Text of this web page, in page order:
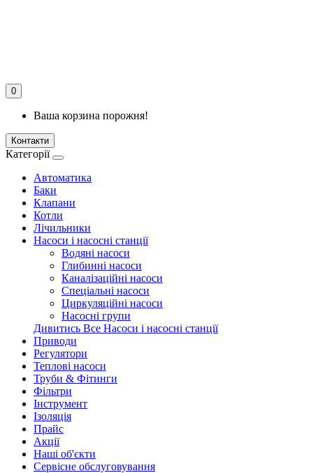
0
Ваша корзина порожня!
Контакти
Категорії
Автоматика
Баки
Клапани
Котли
Лічильники
Насоси і насосні станції
Водяні насоси
Глибинні насоси
Каналізаційні насоси
Спеціальні насоси
Циркуляційні насоси
Насосні групи
Дивитись Все Насоси і насосні станції
Приводи
Регулятори
Теплові насоси
Труби & Фітинги
Фільтри
Інструмент
Ізоляція
Прайс
Акції
Наші об'єкти
Сервісне обслуговування